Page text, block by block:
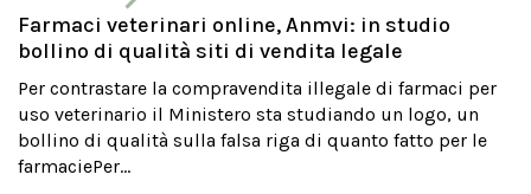
Farmaci veterinari online, Anmvi: in studio
bollino di qualità siti di vendita legale
Per contrastare la compravendita illegale di farmaci per
uso veterinario il Ministero sta studiando un logo, un
bollino di qualità sulla falsa riga di quanto fatto per le
farmaciePer...